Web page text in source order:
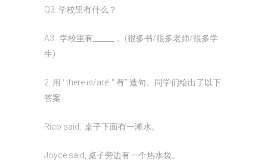
Q3. 学校里有什么？
A3. 学校里有______ 。(很多书/很多老师/很多学
生)
2. 用 ‘ there is/are’ “ 有” 造句。同学们给出了以下
答案
Rico said, 桌子下面有一滩水。
Joyce said, 桌子旁边有一个热水袋。